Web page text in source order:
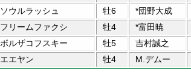
ソウルラッシュ 牡6 *団野大成
フリームファクシ 牡4 *富田暁
ボルザコフスキー 牡5 吉村誠之
エエヤン 牡4 M.デムー